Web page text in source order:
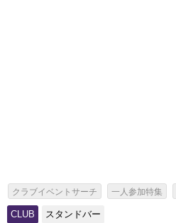
クラブイベントサーチ 一人参加特集
出会いイベント特集
CLUB スタンドバー